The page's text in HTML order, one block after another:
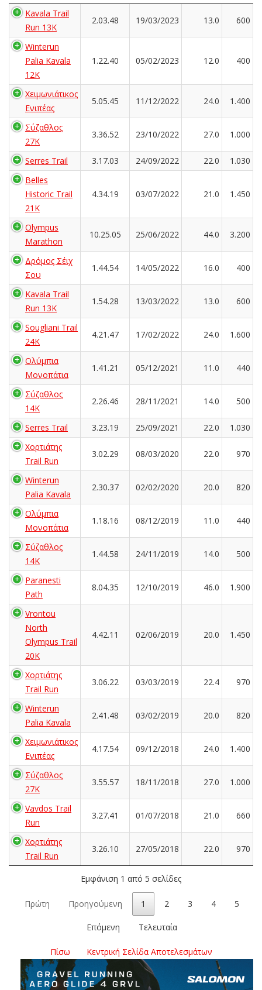
Kavala Trail
Run 13K
2.03.48 19/03/2023 13.0 600
Winterun
Palia Kavala
12K
1.22.40 05/02/2023 12.0 400
Χειμωνιάτικος
Ενιπέας
5.05.45 11/12/2022 24.0 1.400
Σύζαθλος
27Κ
3.36.52 23/10/2022 27.0 1.000
Serres Trail 3.17.03 24/09/2022 22.0
1.030
Belles
Historic Trail
21K
4.34.19 03/07/2022 21.0 1.450
Olympus
Marathon
10.25.05 25/06/2022 44.0 3.200
Δρόμος Σέιχ
Σου
1.44.54 14/05/2022 16.0 400
Kavala Trail
Run 13K
1.54.28 13/03/2022 13.0 600
Sougliani Trail
24K
4.21.47 17/02/2022 24.0 1.600
Ολύμπια
Μονοπάτια
1.41.21 05/12/2021 11.0 440
Σύζαθλος
14Κ
2.26.46 28/11/2021 14.0 500
Serres Trail 3.23.19 25/09/2021 22.0
1.030
Χορτιάτης
Trail Run
3.02.29 08/03/2020 22.0 970
Winterun
Palia Kavala
2.30.37 02/02/2020 20.0 820
Ολύμπια
Μονοπάτια
1.18.16 08/12/2019 11.0 440
Σύζαθλος
14Κ
1.44.58 24/11/2019 14.0 500
Paranesti
Path
8.04.35 12/10/2019 46.0 1.900
Vrontou
North
Olympus Trail
20K
4.42.11 02/06/2019 20.0 1.450
Χορτιάτης
Trail Run
3.06.22 03/03/2019 22.4 970
Winterun
Palia Kavala
2.41.48 03/02/2019 20.0 820
Χειμωνιάτικος
Ενιπέας
4.17.54 09/12/2018 24.0 1.400
Σύζαθλος
27Κ
3.55.57 18/11/2018 27.0 1.000
Vavdos Trail
Run
3.27.41 01/07/2018 21.0 660
Χορτιάτης
Trail Run
3.26.10 27/05/2018 22.0 970
Εμφάνιση 1 από 5 σελίδες
Πρώτη Προηγούμενη 1 2 3 4 5
Επόμενη Τελευταία
Πίσω Κεντρική Σελίδα Αποτελεσμάτων